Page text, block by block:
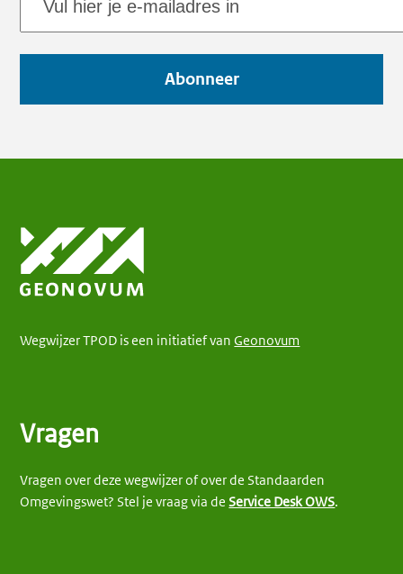
Abonneer
Wegwijzer TPOD is een initiatief vanGeonovum
Vragen
Vragen over deze wegwijzer of over de Standaarden
Omgevingswet? Stel je vraag via deService Desk OWS.